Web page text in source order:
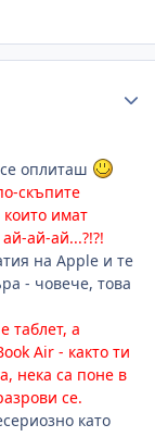
оплиташ
скъпите
имат
ай-ай...?!?!
на Apple и те
- човече, това
таблет, а
Air - както ти
нека са поне в
се.
като